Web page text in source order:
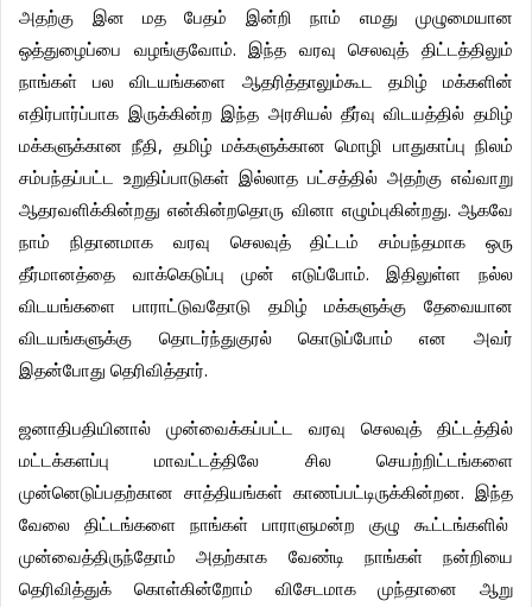
அதற்கு இன மத பேதம் இன்றி நாம் எமது
முழுமையான
ஒத்துழைப்பை
வழங்குவோம்.இந்த வரவு செலவுத்
திட்டத்திலும்
நாங்கள்
பல விடயங்களை ஆதரித்தாலும்கூட தமிழ்
மக்களின்
எதிர்பார்ப்பாக இருக்கின்ற இந்த அரசியல் தீர்வு விடயத்தில் தமிழ்
மக்களுக்கான நீதி, தமிழ் மக்களுக்கான மொழி பாதுகாப்பு நிலம்
சம்பந்தப்பட்ட
உறுதிப்பாடுகள் இல்லாத பட்சத்தில் அதற்கு எவ்வாறு
ஆதரவளிக்கின்றது என்கின்றதொரு வினா எழும்புகின்றது. ஆகவே
நாம்
நிதானமாக வரவு செலவுத் திட்டம் சம்பந்தமாக
ஒரு
தீர்மானத்தை
வாக்கெடுப்பு முன் எடுப்போம்.இதிலுள்ள
நல்ல
விடயங்களை
பாராட்டுவதோடு தமிழ் மக்களுக்கு
தேவையான
விடயங்களுக்கு
தொடர்ந்துகுரல் கொடுப்போம் என
அவர்
இதன்போது தெரிவித்தார்.
ஜனாதிபதியினால் முன்வைக்கப்பட்ட வரவு செலவுத்
திட்டத்தில்
மட்டக்களப்பு
மாவட்டத்திலே சில
செயற்றிட்டங்களை
முன்னெடுப்பதற்கான
சாத்தியங்கள் காணப்பட்டிருக்கின்றன.
இந்த
வேலை
திட்டங்களை நாங்கள் பாராளுமன்ற குழு
கூட்டங்களில்
முன்வைத்திருந்தோம்
அதற்காக வேண்டி நாங்கள்
நன்றியை
தெரிவித்துக்
கொள்கின்றோம் விசேடமாக முந்தானை
ஆறு